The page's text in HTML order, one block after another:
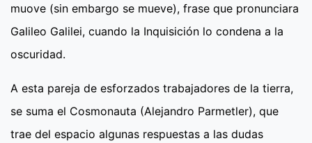
muove (sin embargo se mueve), frase que pronunciara
Galileo Galilei, cuando la Inquisición lo condena a la
oscuridad.
A esta pareja de esforzados trabajadores de la tierra,
se suma el Cosmonauta (Alejandro Parmetler), que
trae del espacio algunas respuestas a las dudas